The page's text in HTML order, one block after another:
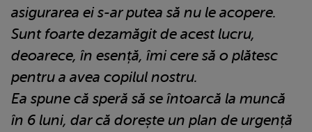
asigurarea ei s-ar putea să nu le acopere.
Sunt foarte dezamăgit de acest lucru,
deoarece, în esență, îmi cere să o plătesc
pentru a avea copilul nostru.
Ea spune că speră să se întoarcă la muncă
în 6 luni, dar că dorește un plan de urgență